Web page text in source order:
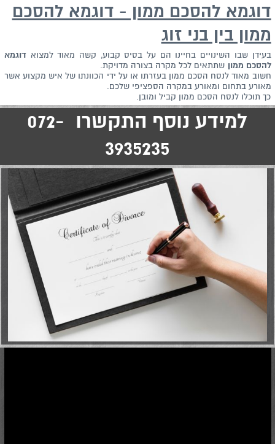
בעידן שבו השינויים בחיינו הם על בסיס קבוע, קשה מאוד למצוא דוגמא
להסכם ממון שתתאים לכל מקרה בצורה מדויקת.
חשוב מאוד לנסח הסכם ממון בעזרתו או על ידי הכוונתו של איש מקצוע אשר
מאורע בתחום ומאורע במקרה הספציפי שלכם.
כך תוכלו לנסח הסכם ממון קביל ומובן.
דוגמא להסכם ממון - דוגמא להסכם
ממון בין בני זוג
למידע נוסף התקשרו 072-
3935235